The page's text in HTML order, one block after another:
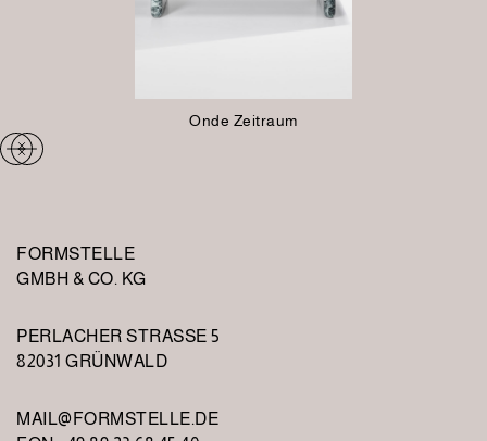
Onde Zeitraum
FORMSTELLE
GMBH & CO. KG
PERLACHER STRASSE 5
82031 GRÜNWALD
MAIL@FORMSTELLE.DE